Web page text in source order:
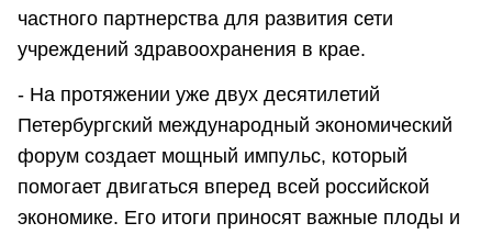
частного партнерства для развития сети
учреждений здравоохранения в крае.
- На протяжении уже двух десятилетий
Петербургский международный экономический
форум создает мощный импульс, который
помогает двигаться вперед всей российской
экономике. Его итоги приносят важные плоды и